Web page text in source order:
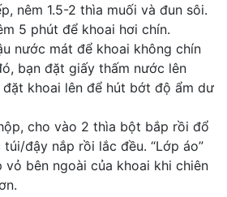
nêm 1.5-2 thìa muối và đun sôi.
5 phút để khoai hơi chín.
nước mát để khoai không chín
bạn đặt giấy thấm nước lên
đặt khoai lên để hút bớt độ ẩm dư
cho vào 2 thìa bột bắp rồi đổ
đậy nắp rồi lắc đều. “Lớp áo”
vỏ bên ngoài của khoai khi chiên